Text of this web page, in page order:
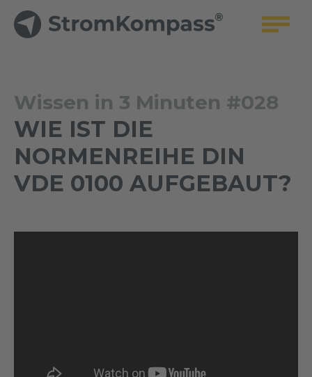
Wissen in 3 Minuten #028
WIE IST DIE
NORMENREIHE DIN
VDE 0100 AUFGEBAUT?